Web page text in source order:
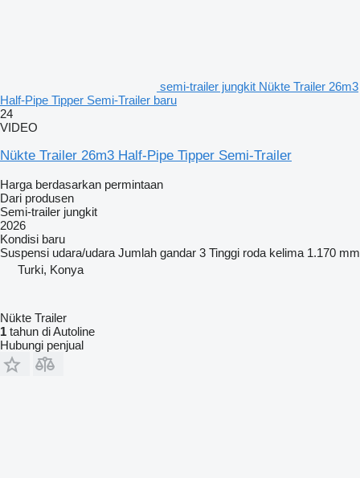
semi-trailer jungkit Nükte Trailer 26m3
Half-Pipe Tipper Semi-Trailer baru
24
VIDEO
Nükte Trailer 26m3 Half-Pipe Tipper Semi-Trailer
Harga berdasarkan permintaan
Dari produsen
Semi-trailer jungkit
2026
Kondisi baru
Suspensi udara/udara Jumlah gandar 3 Tinggi roda kelima 1.170 mm
Turki, Konya
Nükte Trailer
1 tahun di Autoline
Hubungi penjual